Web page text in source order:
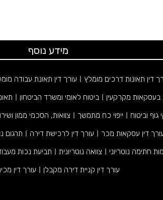
מידע נוסף
דין תאונות דרכים מומלץ עורך דין תאונת עבודה
בעסקאות מקרקעין
ביטוח לאומי ומשרד הביטחון
גוף וביטוח
ייפוי כח מתמשך צוואות, הסכמי ממון
דין עסקאות מכר
עורך דין לרכישת דירה תרגום
חתימה נוטריוני
צוואה נוטריונית תביעת נכות
עורך דין קניית דירה מקבלן
עורך דין